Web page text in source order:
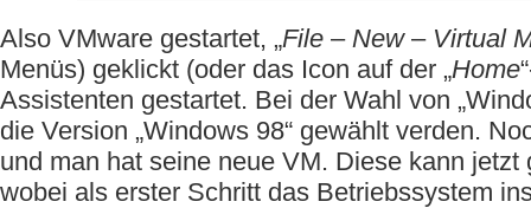
Also VMware gestartet, „File – New– Virtual
Menüs) geklickt (oder das Icon auf der „Home
Assistenten gestartet. Bei der Wahl von
die Version „Windows 98“ gewählt verden.
und man hat seine neue VM. Diese kann jetzt
wobei als erster Schritt das Betriebssystem